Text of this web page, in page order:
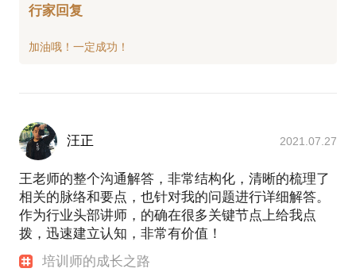
行家回复
汪正 2021.07.27
王老师的整个沟通解答，非常结构化，清晰的梳理了
相关的脉络和要点，也针对我的问题进行详细解答。
作为行业头部讲师，的确在很多关键节点上给我点
拨，迅速建立认知，非常有价值！
培训师的成长之路